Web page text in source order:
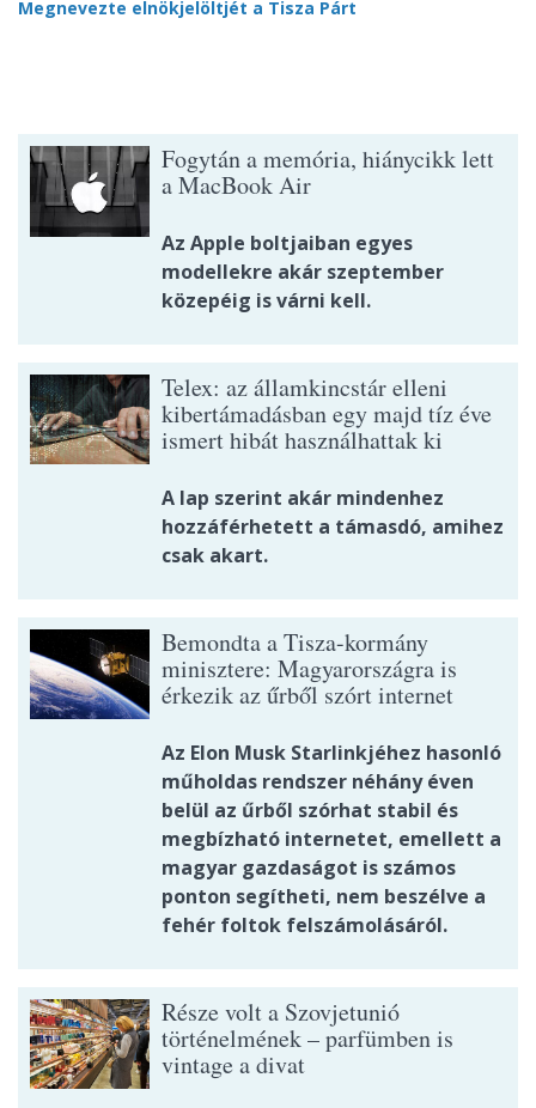
Megnevezte elnökjelöltjét a Tisza Párt
Fogytán a memória, hiánycikk lett
a MacBook Air
Az Apple boltjaiban egyes
modellekre akár szeptember
közepéig is várni kell.
Telex: az államkincstár elleni
kibertámadásban egy majd tíz éve
ismert hibát használhattak ki
A lap szerint akár mindenhez
hozzáférhetett a támasdó, amihez
csak akart.
Bemondta a Tisza-kormány
minisztere: Magyarországra is
érkezik az űrből szórt internet
Az Elon Musk Starlinkjéhez hasonló
műholdas rendszer néhány éven
belül az űrből szórhat stabil és
megbízható internetet, emellett a
magyar gazdaságot is számos
ponton segítheti, nem beszélve a
fehér foltok felszámolásáról.
Része volt a Szovjetunió
történelmének – parfümben is
vintage a divat